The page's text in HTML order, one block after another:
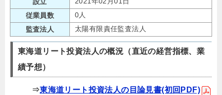
従業員数
0人
監査法人
太陽有限責任監査法人
東海道リート投資法人の概況（直近の経営指標、業
績予想）
⇒東海道リート投資法人の目論見書(初回PDF)